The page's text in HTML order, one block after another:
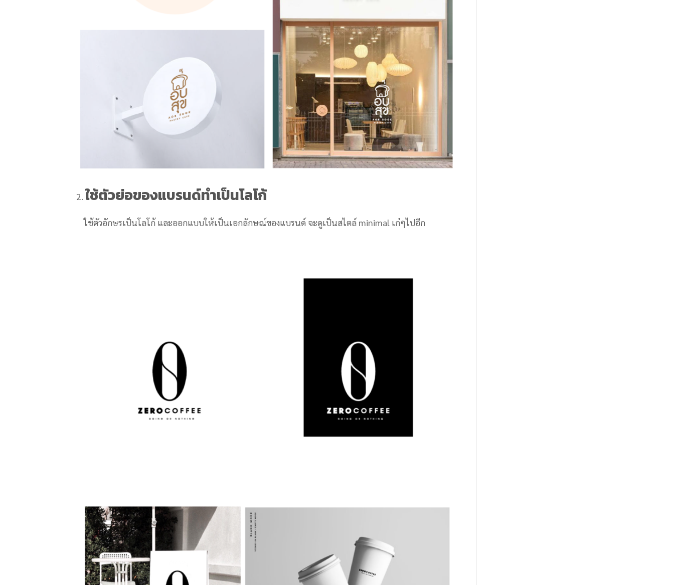
ใช้ตัวย่อของแบรนด์ทำเป็นโลโก้
ใช้ตัวอักษรเป็นโลโก้ และออกแบบให้เป็นเอกลักษณ์ของแบรนด์ จะดูเป็นสไตล์ minimal เก๋ๆไปอีก